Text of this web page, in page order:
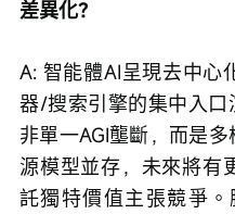
差異化？
A: 智能體AI呈現去中心
器/搜索引擎的集中入口
非單一AGI壟斷，而是
源模型並存，未來將有
託獨特價值主張競爭